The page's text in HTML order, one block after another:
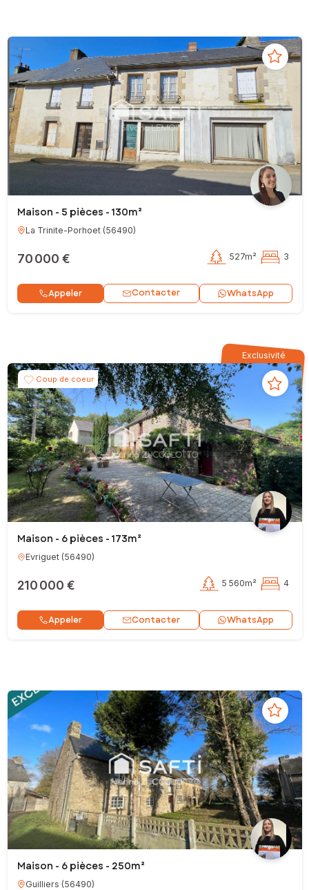
Maison - 5 pièces - 130m²
La Trinite-Porhoet(56490)
70 000 € 527m² 3
Appeler Contacter WhatsApp
Exclusivité
Coup de coeur
Maison - 6 pièces - 173m²
Evriguet(56490)
210 000 € 5 560m² 4
Appeler Contacter WhatsApp
Maison - 6 pièces - 250m²
Guilliers (56490)